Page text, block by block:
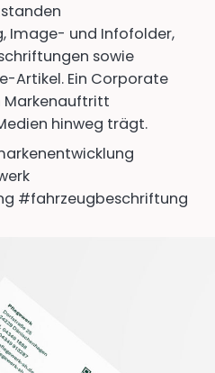
Image- und Infofolder,
sowie
Artikel. Ein Corporate
Markenauftritt
hinweg trägt.
#fahrzeugbeschriftung